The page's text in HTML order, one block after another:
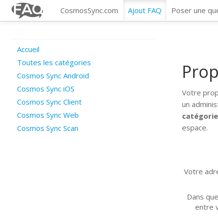
CosmosSync.com Ajout FAQ Poser une
Accueil
Toutes les catégories
Cosmos Sync Android
Cosmos Sync iOS
Cosmos Sync Client
Cosmos Sync Web
Cosmos Sync Scan
Votre
un
catégorie
espace.
Votre
Dans
entre